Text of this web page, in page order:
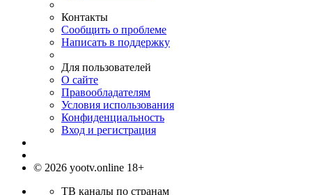
Контакты
Сообщить о проблеме
Написать в поддержку
Для пользователей
О сайте
Правообладателям
Условия использования
Конфиденциальность
Вход и регистрация
© 2026 yootv.online 18+
ТВ каналы по странам